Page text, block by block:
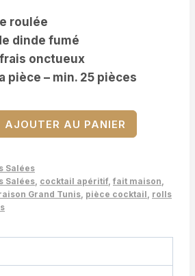
roulée
dinde fumé
onctueux
pièce – min. 25 pièces
AJOUTER AU PANIER
Salées
Salées, cocktail apéritif, fait maison,
Grand Tunis, pièce cocktail, rolls